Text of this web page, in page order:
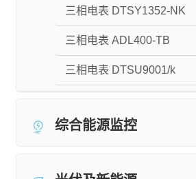
三相电表 DTSY1352-NK
三相电表 ADL400-TB
三相电表 DTSU9001/k
综合能源监控